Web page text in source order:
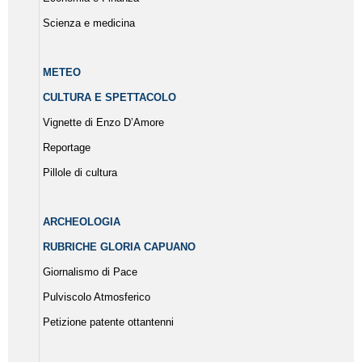
Scienza e medicina
METEO
CULTURA E SPETTACOLO
Vignette di Enzo D’Amore
Reportage
Pillole di cultura
ARCHEOLOGIA
RUBRICHE GLORIA CAPUANO
Giornalismo di Pace
Pulviscolo Atmosferico
Petizione patente ottantenni